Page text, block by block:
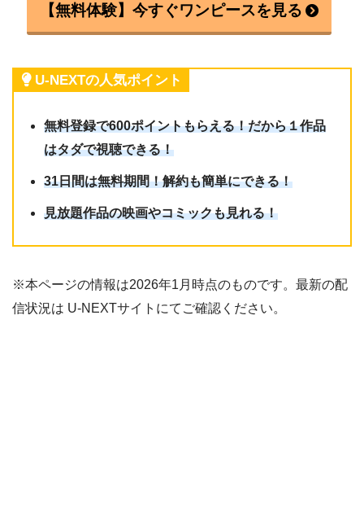
【無料体験】今すぐワンピースを見る
U-NEXTの人気ポイント
無料登録で600ポイントもらえる！だから１作品
はタダで視聴できる！
31日間は無料期間！解約も簡単にできる！
見放題作品の映画やコミックも見れる！
※本ページの情報は2026年1月時点のものです。最新の配
信状況は U-NEXTサイトにてご確認ください。